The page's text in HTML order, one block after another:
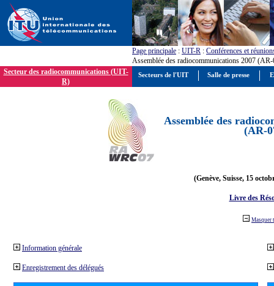
Page principale : UIT-R : Conférences et
Assemblée des radiocommunications 2007
Secteur des radiocommunications (UIT-
R)
Assemblée des
(AR-
(Genève, Suisse, 15
Livre des
Masquer
Information générale
Enregistrement des délégués
Secteurs de l'UIT Salle de presse